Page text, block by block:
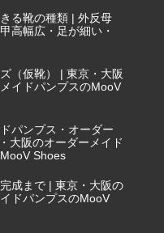
る靴の種類 | 外反母
高幅広・足が細い・
（仮靴） | 東京・大阪
イドパンプスのMooV
パンプス・オーダー
大阪のオーダーメイド
Shoes
成まで | 東京・大阪の
ドパンプスのMooV